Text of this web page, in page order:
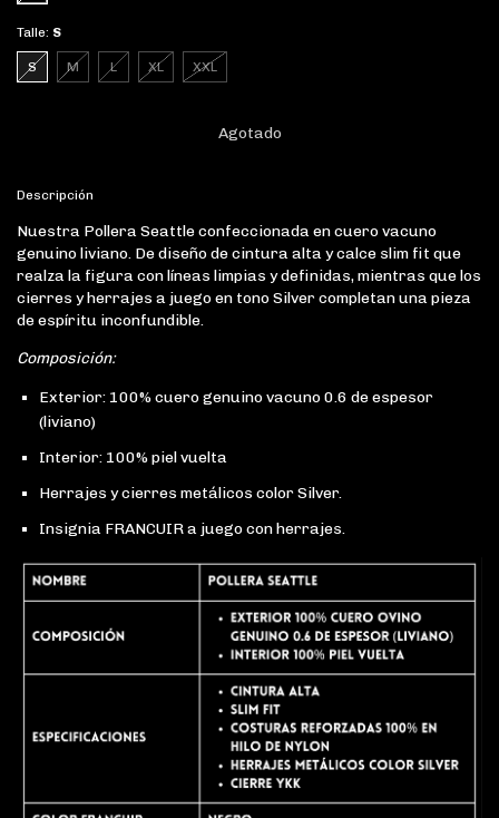
Talle: S
S M L XL XXL
Descripción
Nuestra Pollera Seattle confeccionada en cuero vacuno
genuino liviano. De diseño de cintura alta y calce slim fit que
realza la figura con líneas limpias y definidas, mientras que los
cierres y herrajes a juego en tono Silver completan una pieza
de espíritu inconfundible.
Composición:
Exterior: 100% cuero genuino vacuno 0.6 de espesor
(liviano)
Interior: 100% piel vuelta
Herrajes y cierres metálicos color Silver.
Insignia FRANCUIR a juego con herrajes.